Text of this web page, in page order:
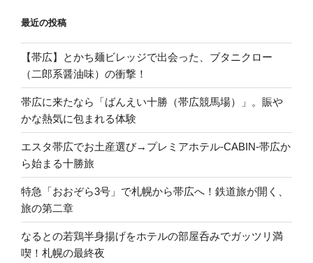
最近の投稿
【帯広】とかち麺ビレッジで出会った、ブタニクロー
（二郎系醤油味）の衝撃！
帯広に来たなら「ばんえい十勝（帯広競馬場）」。賑や
かな熱気に包まれる体験
エスタ帯広でお土産選び→プレミアホテル-CABIN-帯広か
ら始まる十勝旅
特急「おおぞら3号」で札幌から帯広へ！鉄道旅が開く、
旅の第二章
なるとの若鶏半身揚げをホテルの部屋呑みでガッツリ満
喫！札幌の最終夜